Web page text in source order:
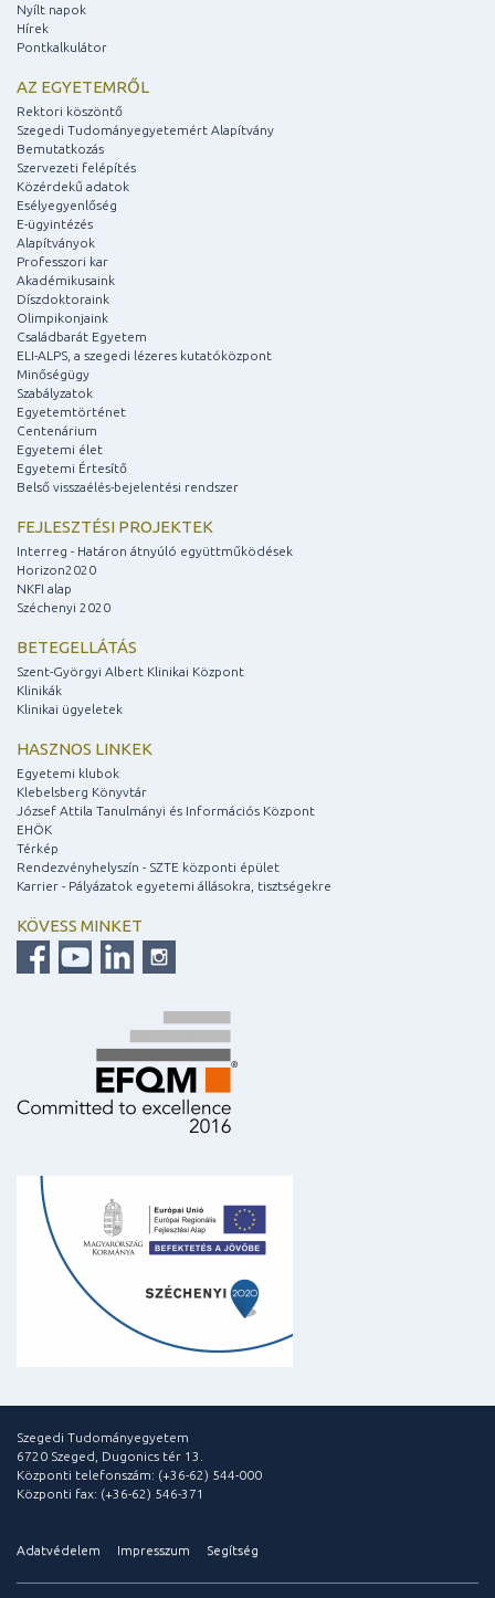
Nyílt napok
Hírek
Pontkalkulátor
AZ EGYETEMRŐL
Rektori köszöntő
Szegedi Tudományegyetemért Alapítvány
Bemutatkozás
Szervezeti felépítés
Közérdekű adatok
Esélyegyenlőség
E-ügyintézés
Alapítványok
Professzori kar
Akadémikusaink
Díszdoktoraink
Olimpikonjaink
Családbarát Egyetem
ELI-ALPS, a szegedi lézeres kutatóközpont
Minőségügy
Szabályzatok
Egyetemtörténet
Centenárium
Egyetemi élet
Egyetemi Értesítő
Belső visszaélés-bejelentési rendszer
FEJLESZTÉSI PROJEKTEK
Interreg - Határon átnyúló együttműködések
Horizon2020
NKFI alap
Széchenyi 2020
BETEGELLÁTÁS
Szent-Györgyi Albert Klinikai Központ
Klinikák
Klinikai ügyeletek
HASZNOS LINKEK
Egyetemi klubok
Klebelsberg Könyvtár
József Attila Tanulmányi és Információs Központ
EHÖK
Térkép
Rendezvényhelyszín - SZTE központi épület
Karrier - Pályázatok egyetemi állásokra, tisztségekre
KÖVESS MINKET
Szegedi Tudományegyetem
6720 Szeged, Dugonics tér 13.
Központi telefonszám: (+36-62) 544-000
Központi fax: (+36-62) 546-371
Adatvédelem Impresszum Segítség